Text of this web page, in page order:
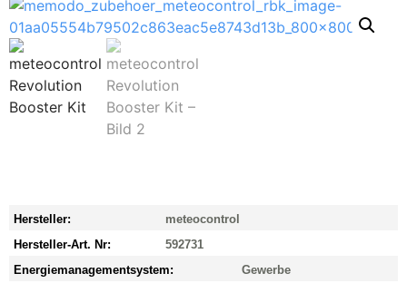
Hersteller:
meteocontrol
Hersteller-Art. Nr:
592731
Energiemanagementsystem:
Gewerbe